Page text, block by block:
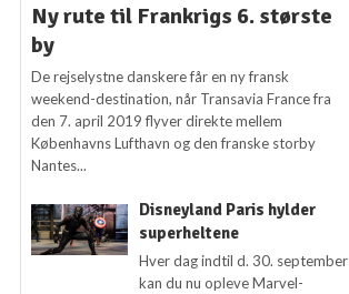
Ny rute til Frankrigs 6. største
by
De rejselystne danskere får en ny fransk
weekend-destination, når Transavia France fra
den 7. april 2019 flyver direkte mellem
Københavns Lufthavn og den franske storby
Nantes...
Disneyland Paris hylder
superheltene
Hver dag indtil d. 30. september
kan du nu opleve Marvel-